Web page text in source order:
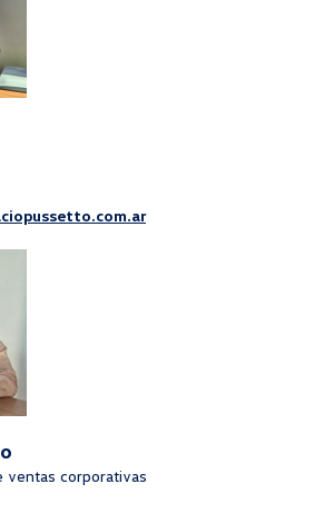
ventas corporativas